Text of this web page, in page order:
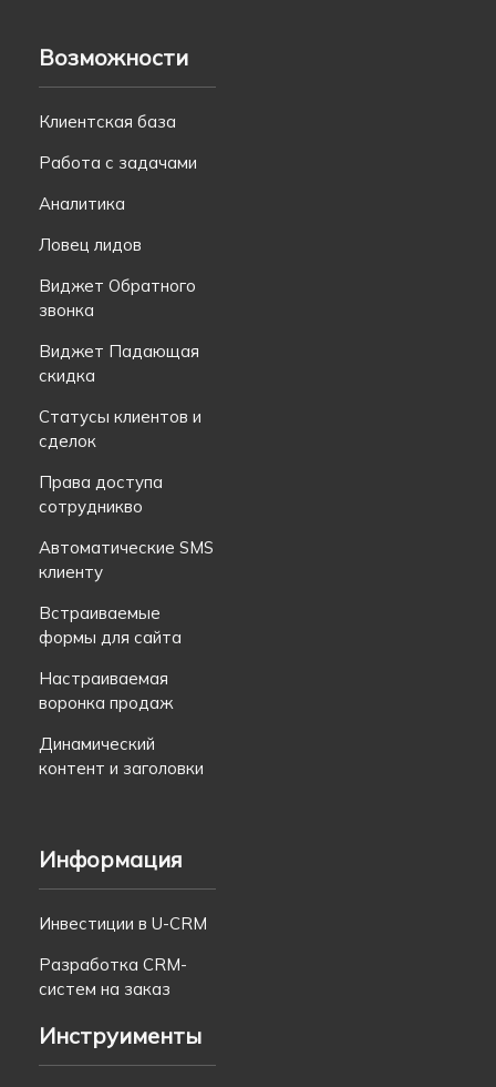
Возможности
Клиентская база
Работа с задачами
Аналитика
Ловец лидов
Виджет Обратного
звонка
Виджет Падающая
скидка
Статусы клиентов и
сделок
Права доступа
сотрудникво
Автоматические SMS
клиенту
Встраиваемые
формы для сайта
Настраиваемая
воронка продаж
Динамический
контент и заголовки
Информация
Инвестиции в U-CRM
Разработка CRM-
систем на заказ
Инструименты